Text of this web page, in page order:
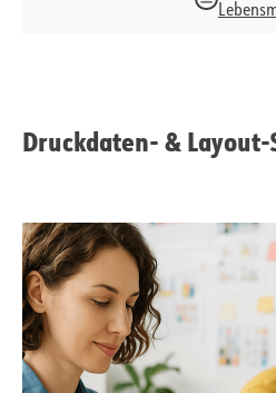
Druckdaten- &